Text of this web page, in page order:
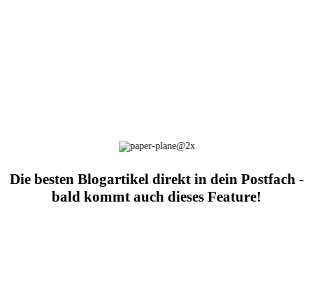
Die besten Blogartikel direkt in dein Postfach -
bald kommt auch dieses Feature!